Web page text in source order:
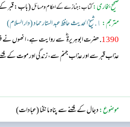
صحیح بخاری:کتاب: جنازے کے احکام و مسائل(باب: قبر کے
مترجم: ١. شیخ الحدیث حافظ عبد الستار حماد (دار السلام)
1390 . حضرت ابوہریرۃ ؓ سے روایت ہے، انھوں نے
عذاب قبر سے اور عذاب جہنم سے، زندگی اور موت کے
موضوع:دجال کے فتنے سے پناہ مانگنا (عبادات)